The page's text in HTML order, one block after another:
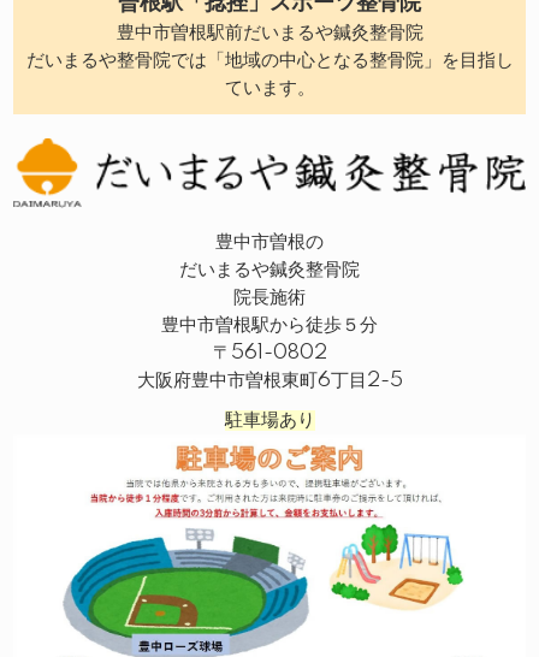
豊中市曽根駅前だいまるや鍼灸整骨院
だいまるや整骨院では「地域の中心となる整骨院」を目指し
ています。
豊中市曽根の
だいまるや鍼灸整骨院
院長施術
豊中市曽根駅から徒歩５分
〒561-0802
大阪府豊中市曽根東町6丁目2-5
駐車場あり